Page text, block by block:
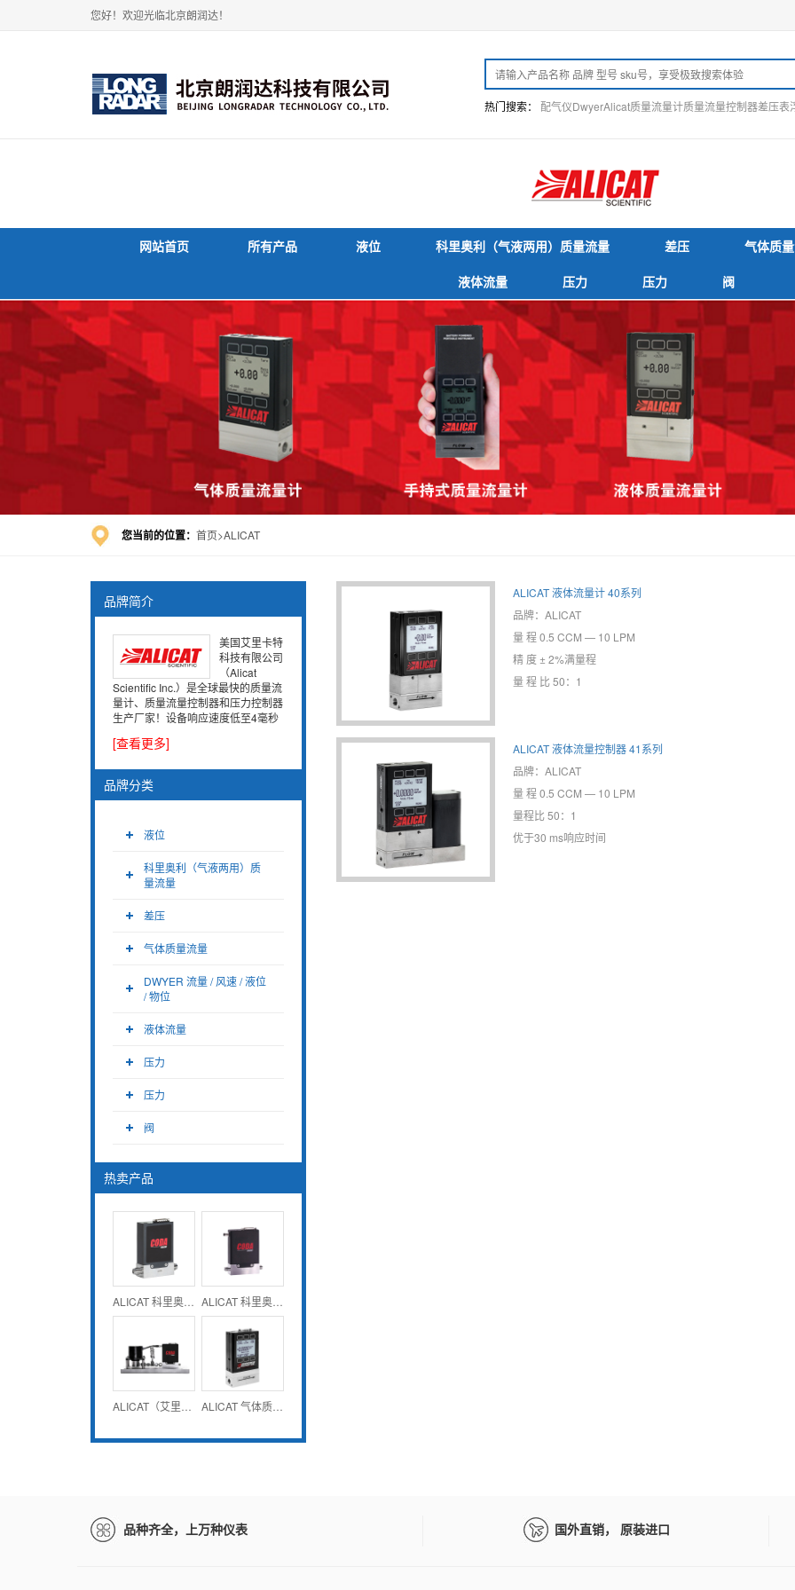
您好！欢迎光临北京朗润达！
热门搜索： 配气仪DwyerAlicat质量流量计质量流量控制器差压表
网站首页 所有产品 液位 科里奥利（气液两用）质量流量 差压
气体质
液体流量
压力 压力 阀
您当前的位置： 首页 ALICAT
品牌简介
美国艾里卡特
科技有限公司
（Alicat
Scientific Inc.）是全球最快的质量流
量计、质量流量控制器和压力控制器
生产厂家！设备响应速度低至4毫秒
[查看更多]
品牌分类
液位
科里奥利（气液两用）质
量流量
差压
气体质量流量
DWYER 流量 / 风速 / 液位
/ 物位
液体流量
压力
压力
阀
热卖产品
ALICAT 液体流量计 40系列
品牌：ALICAT
量 程 0.5 CCM — 10 LPM
精 度 ± 2%满量程
量 程 比 50：1
ALICAT 液体流量控制器 41系列
品牌：ALICAT
量 程 0.5 CCM — 10 LPM
量程比 50：1
优于30 ms响应时间
品种齐全，上万种仪表 国外直销， 原装进口